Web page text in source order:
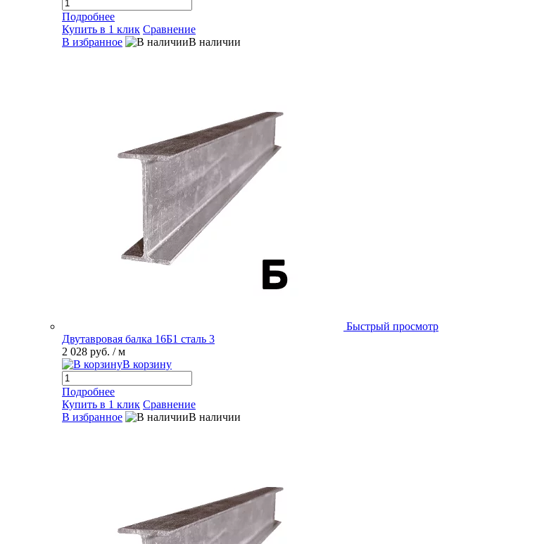
Подробнее
Купить в 1 клик Сравнение
В избранное
В наличии
Быстрый просмотр
Двутавровая балка 16Б1 сталь 3
2 028 руб. / м
В корзину
Подробнее
Купить в 1 клик Сравнение
В избранное
В наличии